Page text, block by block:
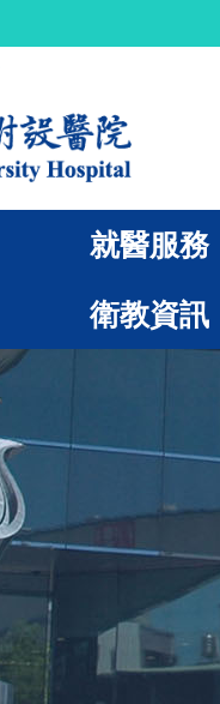
就醫服務
衛教資訊